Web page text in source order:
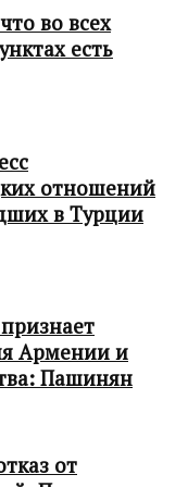
во всех
есть
отношений
в Турции
Армении и
Пашинян
от